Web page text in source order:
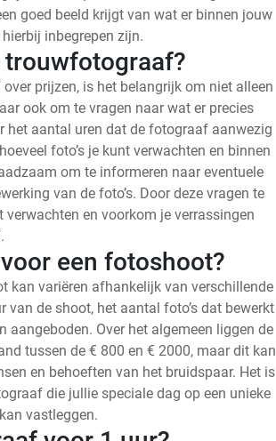
goed beeld krijgt van wat er binnen jouw
inbegrepen zijn.
trouwfotograaf?
prijzen, is het belangrijk om niet alleen
ook om te vragen naar wat er precies
het aantal uren dat de fotograaf aanwezig
foto’s je kunt verwachten en binnen
om te informeren naar eventuele
van de foto’s. Door deze vragen te
en voorkom je verrassingen
een fotoshoot?
kan variëren afhankelijk van verschillende
de shoot, het aantal foto’s dat bewerkt
aangeboden. Over het algemeen liggen de
tussen de € 800 en € 2000, maar dit kan
en behoeften van het bruidspaar. Het is
die jullie speciale dag op een unieke
vastleggen.